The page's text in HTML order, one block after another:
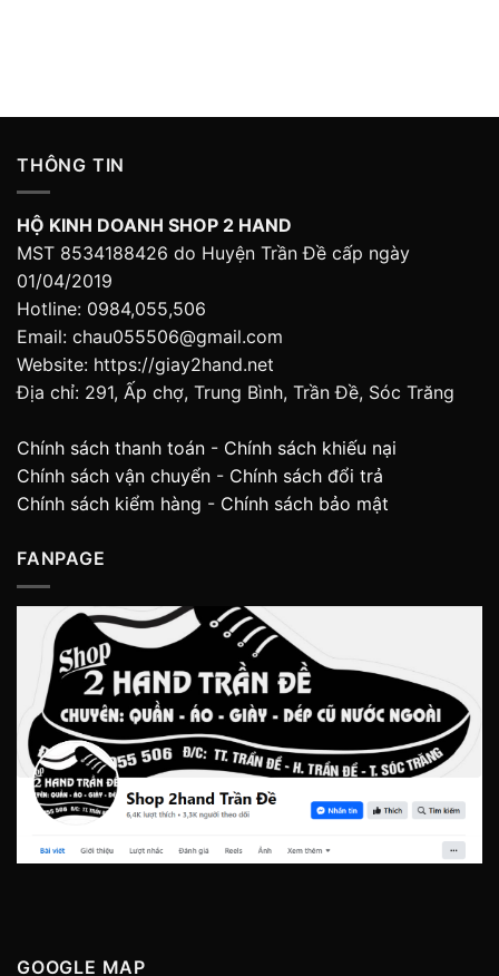
THÔNG TIN
HỘ KINH DOANH SHOP 2 HAND
MST 8534188426 do Huyện Trần Đề cấp ngày
01/04/2019
Hotline: 0984,055,506
Email: chau055506@gmail.com
Website: https://giay2hand.net
Địa chỉ: 291, Ấp chợ, Trung Bình, Trần Đề, Sóc Trăng
Chính sách thanh toán - Chính sách khiếu nại
Chính sách vận chuyển - Chính sách đổi trả
Chính sách kiểm hàng - Chính sách bảo mật
FANPAGE
GOOGLE MAP